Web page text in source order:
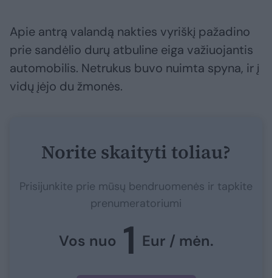
Apie antrą valandą nakties vyriškį pažadino
prie sandėlio durų atbuline eiga važiuojantis
automobilis. Netrukus buvo nuimta spyna, ir į
vidų įėjo du žmonės.
Norite skaityti toliau?
Prisijunkite prie mūsų bendruomenės ir tapkite
prenumeratoriumi
Vos nuo 1 Eur / mėn.